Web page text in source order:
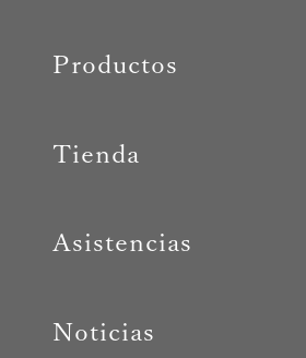
Productos
Tienda
Asistencias
Noticias